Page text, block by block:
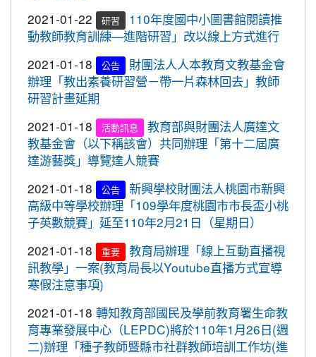
豬肉原料原產地。
2020-09-24＜新制上路＞明年起，餐廳應標示豬肉
原料原產地。
2020-09-24＜新制上路＞明年起，貢丸水餃等應標
示豬肉原料原產地
2020-09-09
重要
『109年國家防災日演習』地震速
報演練，臨震應變「趴下、掩護、穩住」
『Earthquake Disaster Drill』
2020-09-08
重要
車子在走，駕照要有。 交通部及
桃園市政府關心您！
2020-09-08
重要
停一下海闊天空，讓一下保百年
身。 交通部及桃園市政府關心您！
2020-09-08 重要
清晨夜晚穿亮衣，運動散步才放
心。 交通部與桃園市政府關心您！
2020-10-27 賀!
本校學生參加109年桃園市議長盃
跆拳道錦標賽成績優異
2020-10-27 賀!
本校學生參加運動i台灣109年桃園
市平鎮楊梅區羽球社區聯誼賽成績優異
全國溜冰錦標賽成績優異
2020-10-27 賀!
本校學生參加109年桃園市基層運
動選手訓練站羽球類區域性對抗賽成績優異
2020-10-21
賀!
恭喜本校六年六班花逸珊同學參加
「桃園市109學年度學生美術比賽」獲得繪畫類第三
名! 四年四班黃品憲同學獲得繪畫類佳作!
2020-10-05
賀!
本校學生參加109年新竹縣運動i台
灣社區羽球聯誼賽成績優異
2020-09-10 賀!
市長盃滑輪溜冰錦標賽暨109年全民運動會代表隊選
拔賽成績優異
2020-09-04 賀!
本校學生參加2020YONEX一線入
2021-01-22
研習
110年度國中小圖書館閱讀推
動教師教育訓練—進階研習」改以線上方式進行
2021-01-18
公告
財團法人人本教育文教基金會
辦理「教出素養研習營－帶一片森林回去」教師
研習計畫延期
2021-01-18
活動訊息
教育部與財團法人廣達文
教基金會（以下稱該會）共同辦理「第十二屆廣
達游藝獎」導覽達人競賽
2021-01-18
公告
新興學校財團法人桃園市新興
高級中等學校辦理「109學年度桃園市市長盃小桃
子英數競賽」延至110年2月21日（星期日）
2021-01-18
重要
教育局辦理「線上互動直播視
訊教學」一案(教育局長以Youtube直播方式宣導
寒假注意事項)
2021-01-18 轉知教育部國民及學前教育署生命教
育專業發展中心（LEPDC)將於110年1月26日(週
二)辦理「種子教師暨縣市社群教師培訓工作坊(進